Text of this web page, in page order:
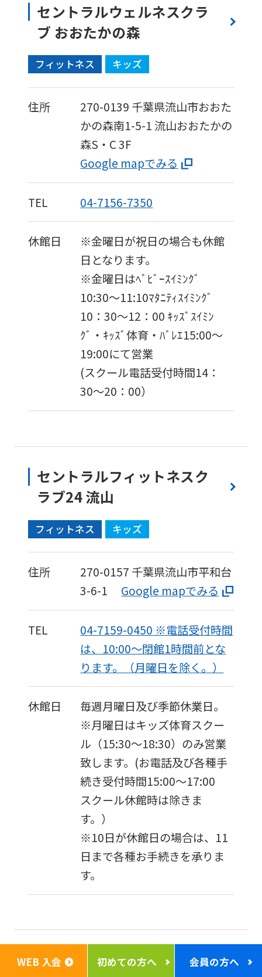
セントラルウェルネスクラ
ブ おおたかの森
フィットネス キッズ
住所 270-0139 千葉県流山市おおた
かの森南1-5-1 流山おおたかの
森S・C 3F
Google mapでみる
TEL 04-7156-7350
休館日
※金曜日が祝日の場合も休館
日となります。
※金曜日はﾍﾞﾋﾞｰｽｲﾐﾝｸﾞ
10:30〜11:10ﾏﾀﾆﾃｨｽｲﾐﾝｸﾞ
10：30～12：00 ｷｯｽﾞｽｲﾐﾝ
ｸﾞ・ｷｯｽﾞ体育・ﾊﾞﾚｴ15:00〜
19:00にて営業
(スクール電話受付時間14：
30〜20：00）
セントラルフィットネスク
ラブ24 流山
フィットネス キッズ
住所 270-0157 千葉県流山市平和台
3-6-1
Google mapでみる
TEL
04-7159-0450 ※電話受付時間
は、10:00〜閉館1時間前とな
ります。（月曜日を除く。）
休館日
毎週月曜日及び季節休業日。
※月曜日はキッズ体育スクー
ル（15:30〜18:30）のみ営業
致します。(お電話及び各種手
続き受付時間15:00〜17:00
スクール休館時は除きま
す。）
※10日が休館日の場合は、11
日まで各種お手続きを承りま
す。
セントラルフィットネスク
WEB 入会 初めての方へ 会員の方へ